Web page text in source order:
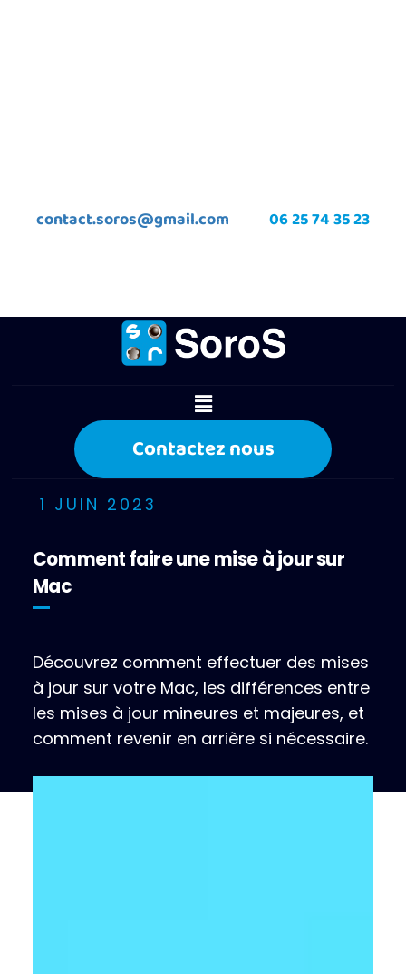
contact.soros@gmail.com 06 25 74 35 23
Contactez nous
1 JUIN 2023
Comment faire une mise à jour sur
Mac
Découvrez comment effectuer des mises
à jour sur votre Mac, les différences entre
les mises à jour mineures et majeures, et
comment revenir en arrière si nécessaire.